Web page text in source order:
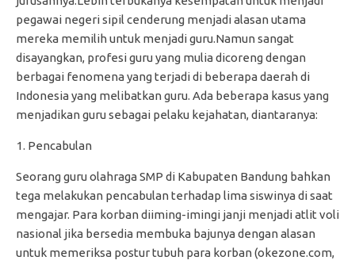
pegawai negeri sipil cenderung menjadi alasan utama
mereka memilih untuk menjadi guru.Namun sangat
disayangkan, profesi guru yang mulia dicoreng dengan
berbagai fenomena yang terjadi di beberapa daerah di
Indonesia yang melibatkan guru. Ada beberapa kasus yang
menjadikan guru sebagai pelaku kejahatan, diantaranya:
Pencabulan
Seorang guru olahraga SMP di Kabupaten Bandung bahkan
tega melakukan pencabulan terhadap lima siswinya di saat
mengajar. Para korban diiming-imingi janji menjadi atlit voli
nasional jika bersedia membuka bajunya dengan alasan
untuk memeriksa postur tubuh para korban (okezone.com,